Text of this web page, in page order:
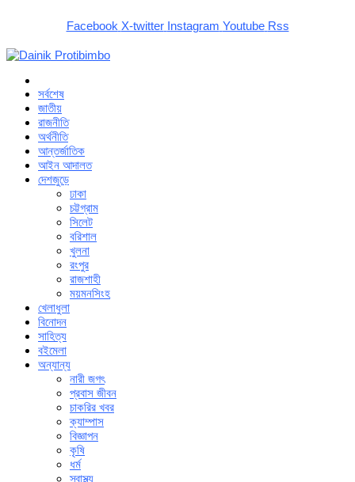
Facebook X-twitter Instagram Youtube Rss
সর্বশেষ
জাতীয়
রাজনীতি
অর্থনীতি
আন্তর্জাতিক
আইন আদালত
দেশজুড়ে
ঢাকা
চট্টগ্রাম
সিলেট
বরিশাল
খুলনা
রংপুর
রাজশাহী
ময়মনসিংহ
খেলাধুলা
বিনোদন
সাহিত্য
বইমেলা
অন্যান্য
নারী জগৎ
প্রবাস জীবন
চাকরির খবর
ক্যাম্পাস
বিজ্ঞাপন
কৃষি
ধর্ম
স্বাস্থ্য